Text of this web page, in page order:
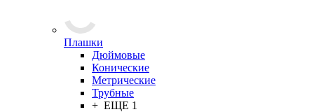
Плашки
Дюймовые
Конические
Метрические
Трубные
+ ЕЩЕ 1